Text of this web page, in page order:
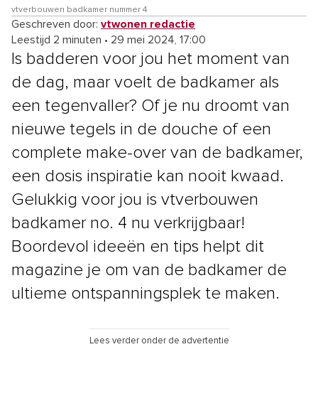
vtverbouwen badkamer nummer 4
Geschreven door: vtwonen redactie
Leestijd 2 minuten • 29 mei 2024, 17:00
Is badderen voor jou het moment van
de dag, maar voelt de badkamer als
een tegenvaller? Of je nu droomt van
nieuwe tegels in de douche of een
complete make-over van de badkamer,
een dosis inspiratie kan nooit kwaad.
Gelukkig voor jou is vtverbouwen
badkamer no. 4 nu verkrijgbaar!
Boordevol ideeën en tips helpt dit
magazine je om van de badkamer de
ultieme ontspanningsplek te maken.
Lees verder onder de advertentie